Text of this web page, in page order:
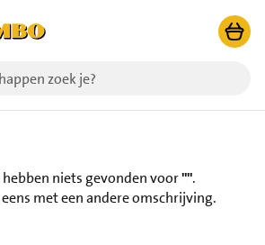
hebben niets gevonden voor"".
eens met een andere omschrijving.